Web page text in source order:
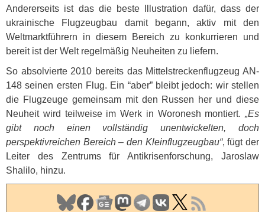
Andererseits ist das die beste Illustration dafür, dass der
ukrainische Flugzeugbau damit begann, aktiv mit den
Weltmarktführern in diesem Bereich zu konkurrieren und
bereit ist der Welt regelmäßig Neuheiten zu liefern.
So absolvierte 2010 bereits das Mittelstreckenflugzeug AN-
148 seinen ersten Flug. Ein “aber” bleibt jedoch: wir stellen
die Flugzeuge gemeinsam mit den Russen her und diese
Neuheit wird teilweise im Werk in Woronesh montiert. „Es
gibt noch einen vollständig unentwickelten, doch
perspektivreichen Bereich – den Kleinflugzeugbau“, fügt der
Leiter des Zentrums für Antikrisenforschung, Jaroslaw
Shalilo, hinzu.